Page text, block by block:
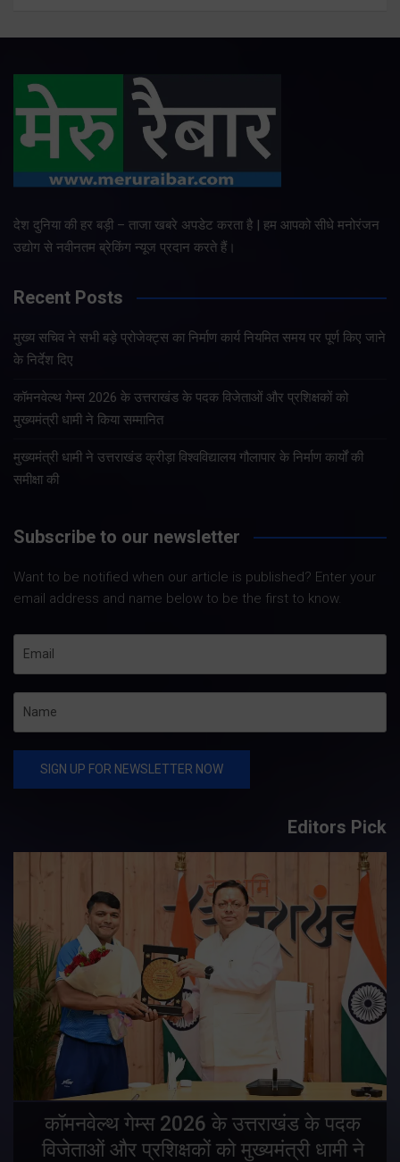
देश दुनिया की हर बड़ी – ताजा खबरे अपडेट करता है | हम आपको सीधे मनोरंजन
उद्योग से नवीनतम ब्रेकिंग न्यूज प्रदान करते हैं।
Recent Posts
मुख्य सचिव ने सभी बड़े प्रोजेक्ट्स का निर्माण कार्य नियमित समय पर पूर्ण किए जाने
के निर्देश दिए
कॉमनवेल्थ गेम्स 2026 के उत्तराखंड के पदक विजेताओं और प्रशिक्षकों को
मुख्यमंत्री धामी ने किया सम्मानित
मुख्यमंत्री धामी ने उत्तराखंड क्रीड़ा विश्वविद्यालय गौलापार के निर्माण कार्यों की
समीक्षा की
Subscribe to our newsletter
Want to be notified when our article is published? Enter your
email address and name below to be the first to know.
Editors Pick
कॉमनवेल्थ गेम्स 2026 के उत्तराखंड के पदक
विजेताओं और प्रशिक्षकों को मुख्यमंत्री धामी ने